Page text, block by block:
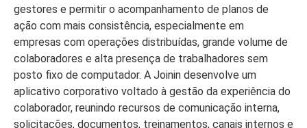
gestores e permitir o acompanhamento de planos de
ação com mais consistência, especialmente em
empresas com operações distribuídas, grande volume de
colaboradores e alta presença de trabalhadores sem
posto fixo de computador. A Joinin desenvolve um
aplicativo corporativo voltado à gestão da experiência do
colaborador, reunindo recursos de comunicação interna,
solicitações, documentos, treinamentos, canais internos e